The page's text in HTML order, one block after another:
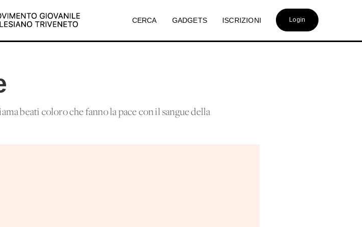
CERCA GADGETS ISCRIZIONI Login
beati coloro che fanno la pace con il sangue della